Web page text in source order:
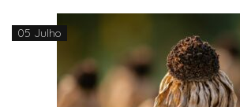
05 Julho